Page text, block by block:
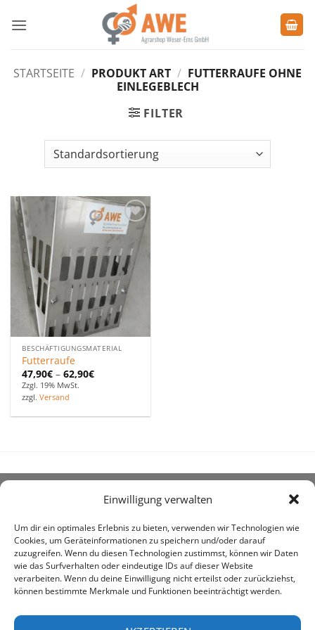
Einwilligung verwalten
Um dir ein optimales Erlebnis zu bieten, verwenden wir Technologien wie
Cookies, um Geräteinformationen zu speichern und/oder darauf
zuzugreifen. Wenn du diesen Technologien zustimmst, können wir Daten
wie das Surfverhalten oder eindeutige IDs auf dieser Website
verarbeiten. Wenn du deine Einwilligung nicht erteilst oder zurückziehst,
können bestimmte Merkmale und Funktionen beeinträchtigt werden.
Inhalt
STARTSEITE / PRODUKT ART / FUTTERRAUFE OHNE
EINLEGEBLECH
FILTER
Zu den
hinzufügen
BESCHÄFTIGUNGSMATERIAL
Futterraufe
47,90€ –62,90€
Zzgl. 19% MwSt.
zzgl.Versand
um den Kauf landwirtschaftlicher Bedarfsartikel geht.